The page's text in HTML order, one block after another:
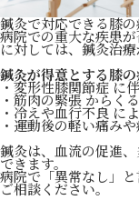
鍼灸で対応できる膝
病院での重大な疾患
に対しては、鍼灸治療
鍼灸が得意とする膝
・変形性膝関節症 に
・筋肉の緊張 からく
・冷えや血行不良 に
・運動後の軽い痛み
鍼灸は、血流の促進
できます。
病院で「異常なし」
ご相談ください。